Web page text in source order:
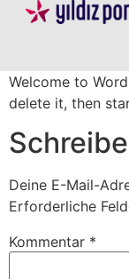
Welcome to
delete it, then
Deine E-Mail-
Erforderliche
Kommentar *